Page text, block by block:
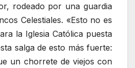
rodeado por una guardia
Celestiales. «Esto no es
la Iglesia Católica puesta
salga de esto más fuerte:
un chorrete de viejos con